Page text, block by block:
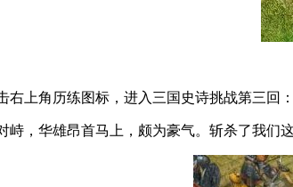
上角历练图标，进入三国史诗挑战第三回：
华雄昂首马上，颇为豪气。斩杀了我们